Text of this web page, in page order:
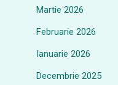
Martie 2026
Februarie 2026
Ianuarie 2026
Decembrie 2025